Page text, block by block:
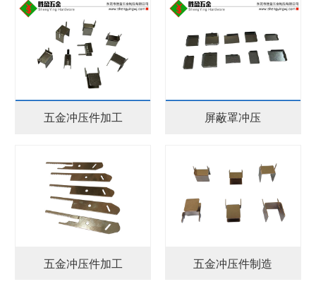
五金冲压件加工 屏蔽罩冲压
五金冲压件加工 五金冲压件制造